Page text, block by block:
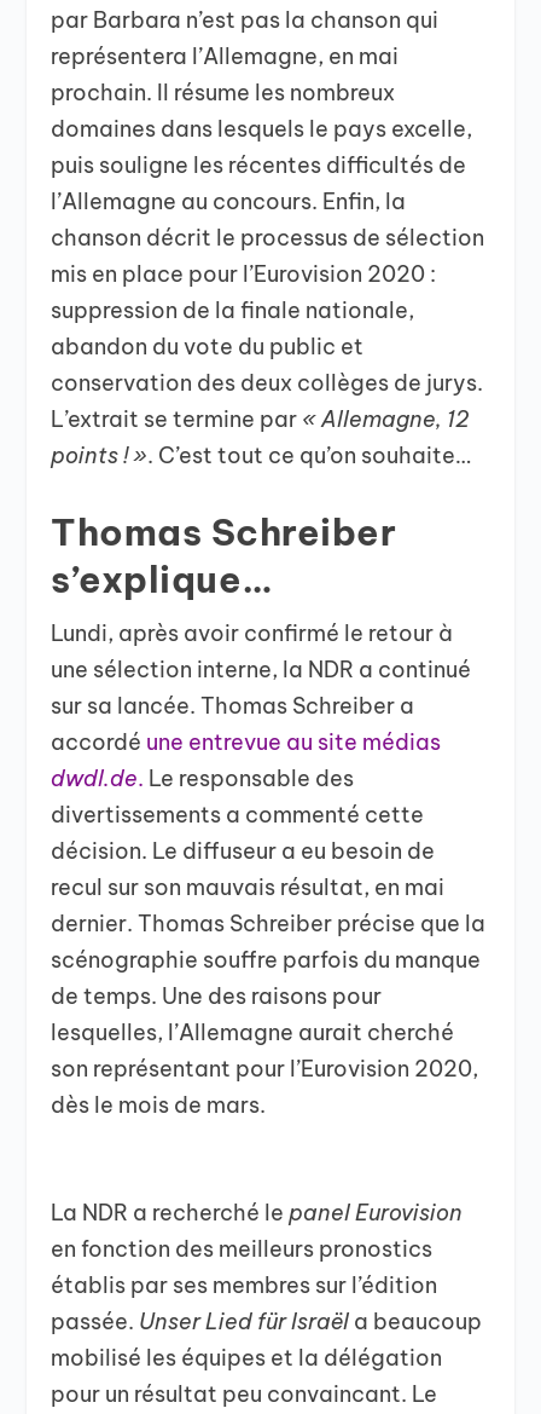
par Barbara n’est pas la chanson qui
représentera l’Allemagne, en mai
prochain. Il résume les nombreux
domaines dans lesquels le pays excelle,
puis souligne les récentes difficultés de
l’Allemagne au concours. Enfin, la
chanson décrit le processus de sélection
mis en place pour l’Eurovision 2020 :
suppression de la finale nationale,
abandon du vote du public et
conservation des deux collèges de jurys.
L’extrait se termine par « Allemagne, 12
points ! ». C’est tout ce qu’on souhaite…
Thomas Schreiber
s’explique…
Lundi, après avoir confirmé le retour à
une sélection interne, la NDR a continué
sur sa lancée. Thomas Schreiber a
accordé une entrevue au site médias
dwdl.de. Le responsable des
divertissements a commenté cette
décision. Le diffuseur a eu besoin de
recul sur son mauvais résultat, en mai
dernier. Thomas Schreiber précise que la
scénographie souffre parfois du manque
de temps. Une des raisons pour
lesquelles, l’Allemagne aurait cherché
son représentant pour l’Eurovision 2020,
dès le mois de mars.
La NDR a recherché lepanel Eurovision
en fonction des meilleurs pronostics
établis par ses membres sur l’édition
passée. Unser Lied für Israël a beaucoup
mobilisé les équipes et la délégation
pour un résultat peu convaincant. Le